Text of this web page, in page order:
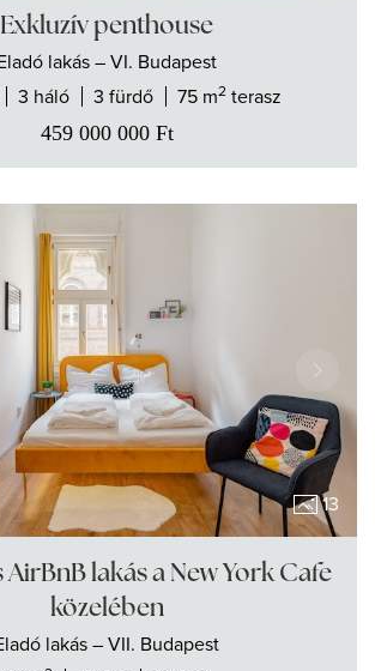
Exkluzív penthouse
lakás– VI. Budapest
3 háló 3 fürdő 75 m2 terasz
459 000 000 Ft
13
lakás a New York Cafe
közelében
lakás– VII. Budapest